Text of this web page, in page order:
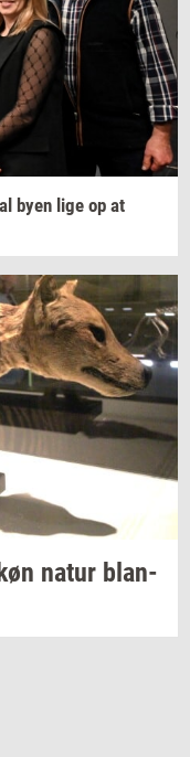
byen lige op at
natur blan­